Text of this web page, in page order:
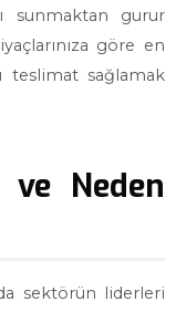
sunmaktan gurur
göre en
teslimat sağlamak
Neden
sektörün liderleri